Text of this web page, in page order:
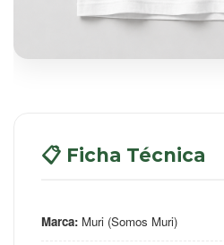
📋 Ficha Técnica
Marca: Muri (Somos Muri)